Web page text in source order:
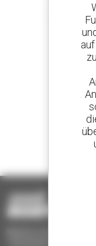
und
1
Manitou-
Teleskoplader,